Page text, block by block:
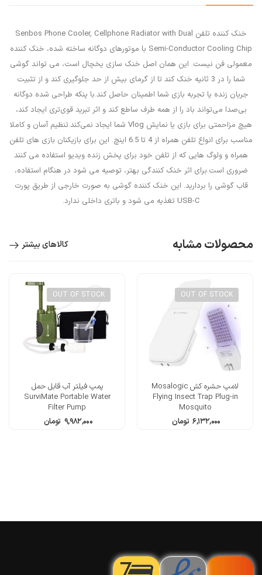
خنک کننده تلفن Senbos Phone Cooler, Cellphone Radiator with Dual
Semi-Conductor Cooling Chip با موتورهای دوگانه ساخته شده، خنک کننده
معمولی فن نیست. این همان اصل خنک سازی یخچال است، می تواند گوشی
شما را در 3 ثانیه خنک کند تا از گرمای بیش از حد جلوگیری کند و از تثبیت
جریان زنده یا تجربه بازی شما اطمینان حاصل کند.با پنکه طراحی شده دوگانه
بی‌صدا می‌تواند باد را از همه طرف ساطع کند و اثر تبرید قوی‌تری ایجاد کند،
هیچ مزاحمتی برای بازی یا نمایش Vlog شما ایجاد نمی‌کند.تنظیم آسان و کاملا
مناسب برای انواع تلفن همراه از 4 تا 6.5 اینچ. این برای بازیکنان بازی های تلفن
همراه و ولوگ هایی که از تلفن خود برای پخش زنده ویدیو استفاده می کنند
ضروری است.برای اثر خنک کنندگی بهتر، توصیه می شود در هنگام استفاده،
قاب گوشی را بردارید. این خنک کننده گوشی به صورت خارجی از طریق پورت
USB-C تغذیه می شود و باتری داخلی ندارد.
محصولات مشابه کالاهای بیشتر
OUT OF STOCK
لامپ حشره کش Mosalogic
Flying Insect Trap Plug-in
Mosquito
۶,۱۳۲,۰۰۰ تومان
OUT OF STOCK
پمپ فیلتر آب قابل حمل
SurviMate Portable Water
Filter Pump
۹,۹۸۲,۰۰۰ تومان